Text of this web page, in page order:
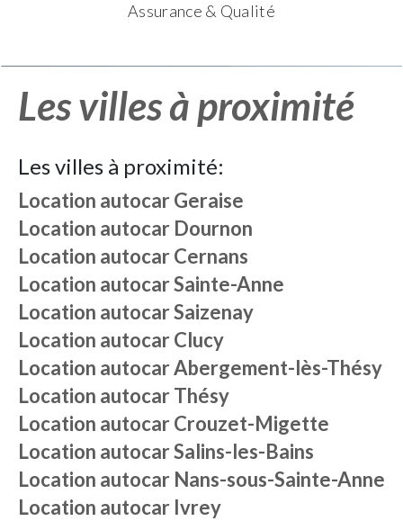
Assurance & Qualité
Les villes à proximité
Les villes à proximité:
Location autocarGeraise
Location autocar Dournon
Location autocarCernans
Location autocarSainte-Anne
Location autocarSaizenay
Location autocarClucy
Location autocarAbergement-lès-Thésy
Location autocarThésy
Location autocarCrouzet-Migette
Location autocarSalins-les-Bains
Location autocar Nans-sous-Sainte-Anne
Location autocar Ivrey